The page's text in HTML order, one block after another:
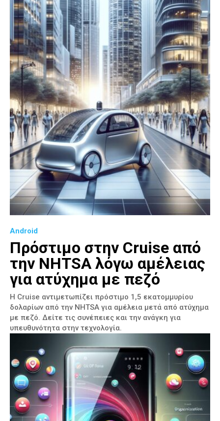
Android
Πρόστιμο στην Cruise από
την NHTSA λόγω αμέλειας
για ατύχημα με πεζό
Η Cruise αντιμετωπίζει πρόστιμο 1,5 εκατομμυρίου
δολαρίων από την NHTSA για αμέλεια μετά από ατύχημα
με πεζό. Δείτε τις συνέπειες και την ανάγκη για
υπευθυνότητα στην τεχνολογία.